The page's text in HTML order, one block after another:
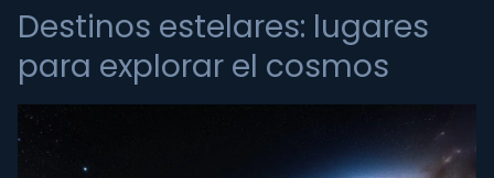
Destinos estelares: lugares
para explorar el cosmos